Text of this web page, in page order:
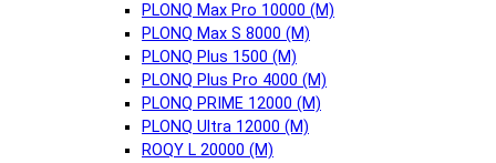
PLONQ Max Pro 10000 (М)
PLONQ Max S 8000 (М)
PLONQ Plus 1500 (М)
PLONQ Plus Pro 4000 (М)
PLONQ PRIME 12000 (М)
PLONQ Ultra 12000 (М)
ROQY L 20000 (М)